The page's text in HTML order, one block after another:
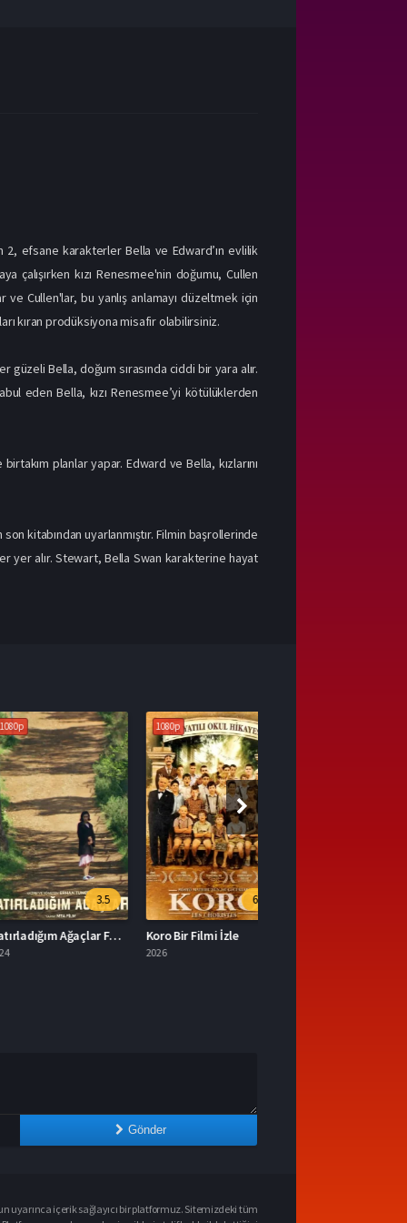
2, efsane karakterler Bella ve Edward’ın evlilik
çalışırken kızı Renesmee'nin doğumu, Cullen
Cullen'lar, bu yanlış anlamayı düzeltmek için
kıran prodüksiyona misafir olabilirsiniz.
güzeli Bella, doğum sırasında ciddi bir yara alır.
eden Bella, kızı Renesmee’yi kötülüklerden
planlar yapar. Edward ve Bella, kızlarını
kitabından uyarlanmıştır. Filmin başrollerinde
yer alır. Stewart, Bella Swan karakterine hayat
3.5
Hatırladığım Ağaçlar Full HD İzle
1080p
6.9
Koro Bir Filmi İzle
Gönder
uyarınca içerik sağlayıcı bir platformuz. Sitemizdeki tüm